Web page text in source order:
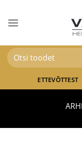
content
Otsi:
ETTEVÕTTEST